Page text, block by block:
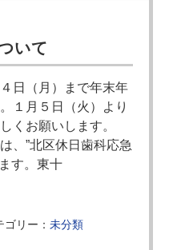
いて
日（月）まで年末年
１月５日（火）より
くお願いします。
、”北区休日歯科応急
す。東十
ゴリー： 未分類